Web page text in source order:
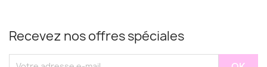
Recevez nos offres spéciales